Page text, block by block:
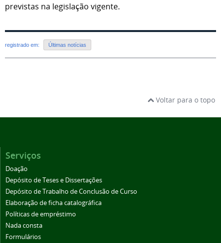
previstas na legislação vigente.
registrado em: Últimas notícias
Voltar para o topo
Serviços
Doação
Depósito de Teses e Dissertações
Depósito de Trabalho de Conclusão de Curso
Elaboração de ficha catalográfica
Políticas de empréstimo
Nada consta
Formulários